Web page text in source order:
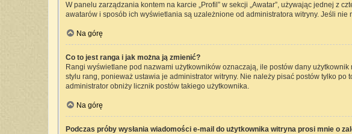
W panelu zarządzania kontem na karcie „Profil” w sekcji „Awatar”, używając jednej z
awatarów i sposób ich wyświetlania są uzależnione od administratora witryny. Jeśli
Na górę
Co to jest ranga i jak można ją zmienić?
Rangi wyświetlane pod nazwami użytkowników oznaczają, ile postów dany
stylu rang, ponieważ ustawia je administrator witryny. Nie należy pisać postów tylko
administrator obniży licznik postów takiego użytkownika.
Na górę
Podczas próby wysłania wiadomości e-mail do użytkownika witryna prosi mnie o